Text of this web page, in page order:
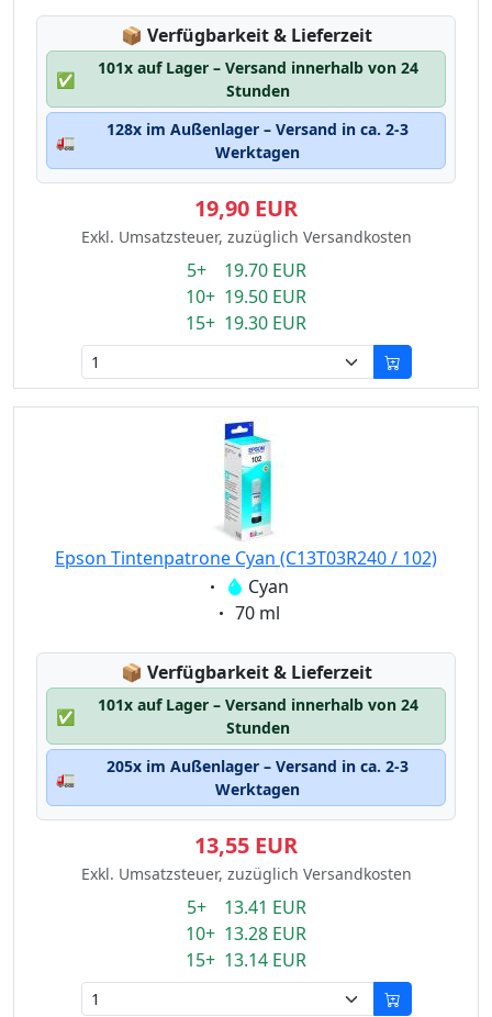
📦 Lagerstatus:
Verfügbarkeit & Lieferzeit
✅
101x auf Lager – Versand innerhalb von 24
Stunden
🚛
128x im Außenlager – Versand in ca. 2-3
Werktagen
19,90 EUR
Exkl. Umsatzsteuer, zuzüglich Versandkosten
5+ 19.70 EUR
10+ 19.50 EUR
15+ 19.30 EUR
Epson Tintenpatrone Cyan (C13T03R240 / 102)
Eigenschaft:
Cyan
Eigenschaft:
70 ml
📦 Lagerstatus:
Verfügbarkeit & Lieferzeit
✅
101x auf Lager – Versand innerhalb von 24
Stunden
🚛
205x im Außenlager – Versand in ca. 2-3
Werktagen
13,55 EUR
Exkl. Umsatzsteuer, zuzüglich Versandkosten
5+ 13.41 EUR
10+ 13.28 EUR
15+ 13.14 EUR